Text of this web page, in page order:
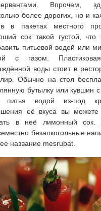
Впрочем,
более дорогих, но и
в пакетах местного
сок такой густой,
питьевой водой или
с газом.
воды стоит в
Обычно на стол
бутылку или кувшин
питья водой из-под
её вкуса вы можете
в неё лимонный сок.
безалкогольные
название mesrubat.